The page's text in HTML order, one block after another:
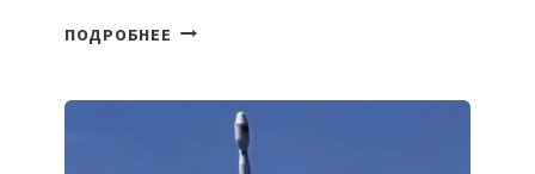
ПОДРОБНЕЕ ДЖЕФФ
СТАРТАП
PROMETHEUS